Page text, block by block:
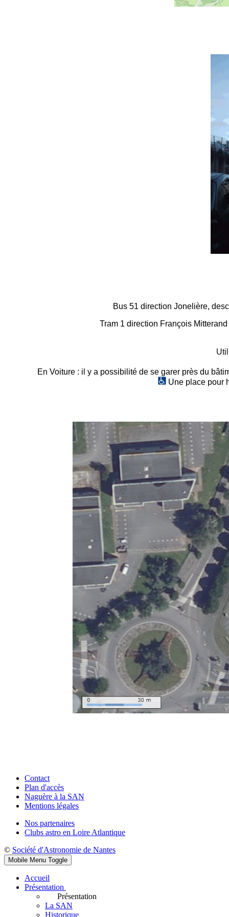
Bus 51 direction Jonelière,
Tram 1 direction François
En Voiture : il y a possibilité de se garer près du
Une place pour
Contact
Plan d'accès
Naguère à la SAN
Mentions légales
Nos partenaires
Clubs astro en Loire Atlantique
© Société d'Astronomie de Nantes
Mobile Menu Toggle
Accueil
Présentation
Présentation
La SAN
Historique